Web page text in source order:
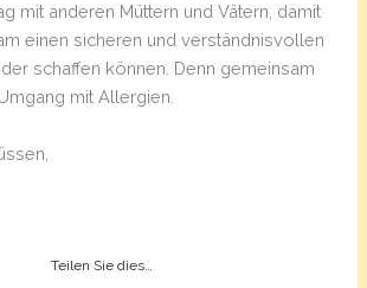
mit anderen Müttern und Vätern, damit
einen sicheren und verständnisvollen
schaffen können. Denn gemeinsam
mit Allergien.
Teilen Sie dies…